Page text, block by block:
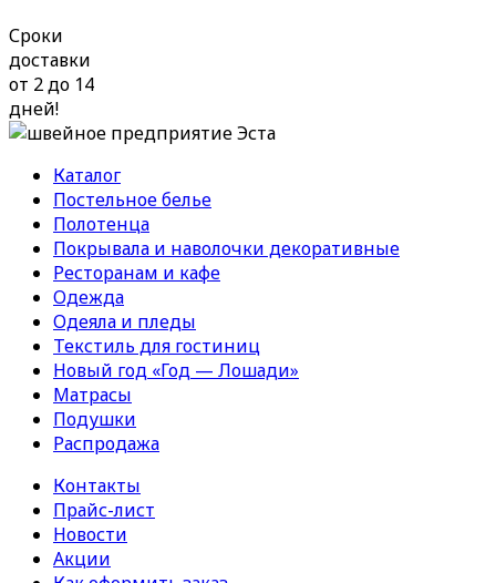
Сроки
доставки
от 2 до 14
дней!
Каталог
Постельное белье
Полотенца
Покрывала и наволочки декоративные
Ресторанам и кафе
Одежда
Одеяла и пледы
Текстиль для гостиниц
Новый год «Год — Лошади»
Матрасы
Подушки
Распродажа
Контакты
Прайс-лист
Новости
Акции